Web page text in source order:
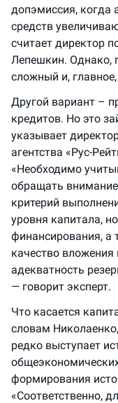
допэмиссия, когда
средств
считает директор
Лепешкин. Однако,
сложный и,
Другой вариант –
кредитов. Но это
указывает
агентства «Рус-
«Необходимо
обращать
критерий
уровня капитала,
финансирования, а
качество вложения
адекватность
— говорит эксперт.
Что касается
словам
редко выступает
формирования
«Соответственно,